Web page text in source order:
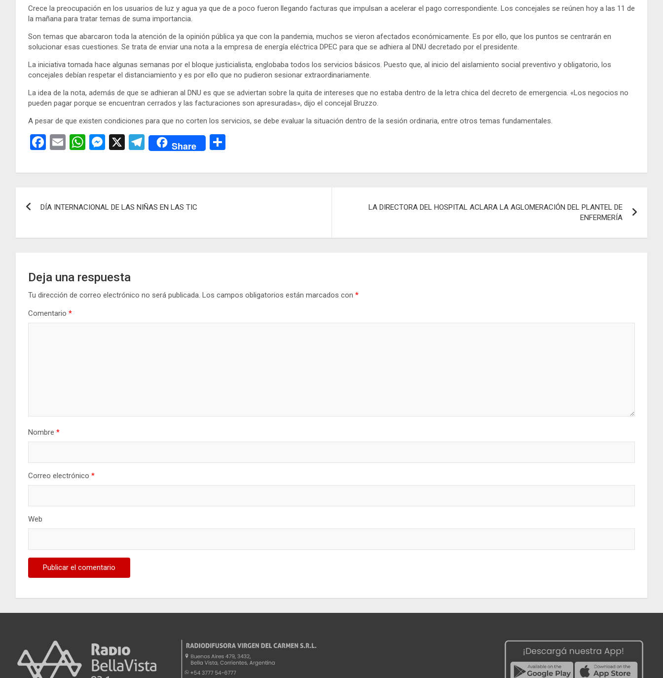
Crece la preocupación en los usuarios de luz y agua ya que de a poco fueron llegando facturas que impulsan a acelerar el pago correspondiente. Los concejales se reúnen hoy a las 11 de
la mañana para tratar temas de suma importancia.
Son temas que abarcaron toda la atención de la opinión pública ya que con la pandemia, muchos se vieron afectados económicamente. Es por ello, que los puntos se centrarán en
solucionar esas cuestiones. Se trata de enviar una nota a la empresa de energía eléctrica DPEC para que se adhiera al DNU decretado por el presidente.
La iniciativa tomada hace algunas semanas por el bloque justicialista, englobaba todos los servicios básicos. Puesto que, al inicio del aislamiento social preventivo y obligatorio, los
concejales debían respetar el distanciamiento y es por ello que no pudieron sesionar extraordinariamente.
La idea de la nota, además de que se adhieran al DNU es que se adviertan sobre la quita de intereses que no estaba dentro de la letra chica del decreto de emergencia. «Los negocios no
pueden pagar porque se encuentran cerrados y las facturaciones son apresuradas», dijo el concejal Bruzzo.
A pesar de que existen condiciones para que no corten los servicios, se debe evaluar la situación dentro de la sesión ordinaria, entre otros temas fundamentales.
F
ce
o
k
E
ail
W
at
A
p
M
se
g
X
T
e
a
Share
m
entradas
DÍA INTERNACIONAL DE LAS NIÑAS EN LAS TIC
LA DIRECTORA DEL HOSPITAL ACLARA LA AGLOMERACIÓN DEL PLANTEL DE
ENFERMERÍA
Deja una respuesta
Tu dirección de correo electrónico no será publicada. Los campos obligatorios están marcados con *
Comentario *
Nombre *
Correo electrónico *
Web